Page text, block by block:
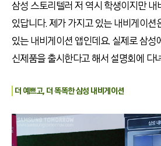
삼성 스토리텔러 저 역시 학생이지만 내
있답니다. 제가 가지고 있는 내비게이션
있는 내비게이션 앱인데요. 실제로 삼성
신제품을 출시한다고 해서 설명회에 다
더 예쁘고, 더 똑똑한 삼성 내비게이션